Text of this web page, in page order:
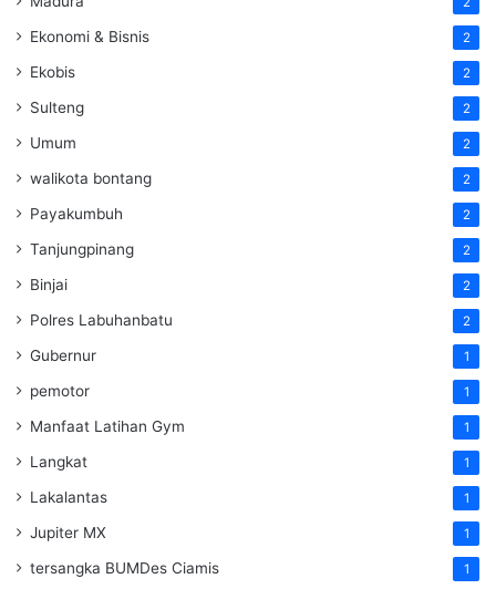
Ekonomi & Bisnis 2
Ekobis 2
Sulteng 2
Umum 2
walikota bontang 2
Payakumbuh 2
Tanjungpinang 2
Binjai 2
Polres Labuhanbatu 2
Gubernur 1
pemotor 1
Manfaat Latihan Gym 1
Langkat 1
Lakalantas 1
Jupiter MX 1
tersangka BUMDes Ciamis 1